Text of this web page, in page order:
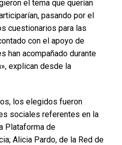
el tema que querían
pasando por el
cuestionarios para las
con el apoyo de
han acompañado durante
explican desde la
los elegidos fueron
sociales referentes en la
Plataforma de
Alicia Pardo, de la Red de